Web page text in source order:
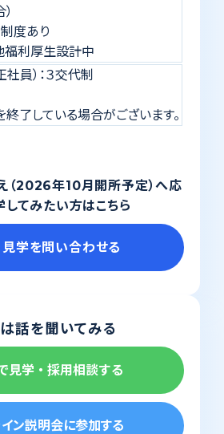
度あり
福利厚生設計中
社員）：３交代制
了している場合がございます。
（2026年10月開所予定）へ応
してみたい方はこちら
見学を問い合わせる
話を聞いてみる
見学・採用相談する
ン説明会に参加する